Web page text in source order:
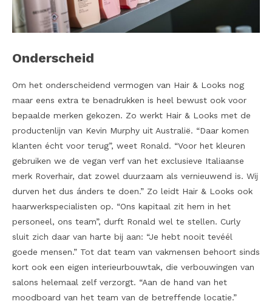
Onderscheid
Om het onderscheidend vermogen van Hair & Looks nog
maar eens extra te benadrukken is heel bewust ook voor
bepaalde merken gekozen. Zo werkt Hair & Looks met de
productenlijn van Kevin Murphy uit Australië. “Daar komen
klanten écht voor terug”, weet Ronald. “Voor het kleuren
gebruiken we de vegan verf van het exclusieve Italiaanse
merk Roverhair, dat zowel duurzaam als vernieuwend is. Wij
durven het dus ánders te doen.” Zo leidt Hair & Looks ook
haarwerkspecialisten op. “Ons kapitaal zit hem in het
personeel, ons team”, durft Ronald wel te stellen. Curly
sluit zich daar van harte bij aan: “Je hebt nooit tevéél
goede mensen.” Tot dat team van vakmensen behoort sinds
kort ook een eigen interieurbouwtak, die verbouwingen van
salons helemaal zelf verzorgt. “Aan de hand van het
moodboard van het team van de betreffende locatie.”